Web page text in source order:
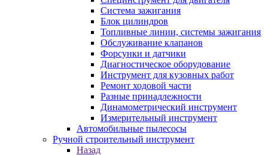
Система зажигания
Блок цилиндров
Топливные линии, системы зажигания
Обслуживание клапанов
Форсунки и датчики
Диагностическое оборудование
Инструмент для кузовных работ
Ремонт ходовой части
Разные принадлежности
Динамометрический инструмент
Измерительный инструмент
Автомобильные пылесосы
Ручной строительный инструмент
Назад